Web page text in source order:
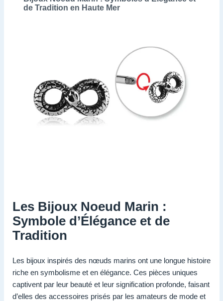
de Tradition en Haute Mer
Les Bijoux Noeud Marin :
Symbole d’Élégance et de
Tradition
Les bijoux inspirés des nœuds marins ont une longue histoire
riche en symbolisme et en élégance. Ces pièces uniques
captivent par leur beauté et leur signification profonde, faisant
d’elles des accessoires prisés par les amateurs de mode et